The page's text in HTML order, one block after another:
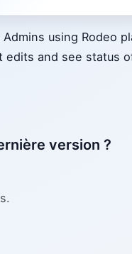
using Rodeo
edits and see status
version ?